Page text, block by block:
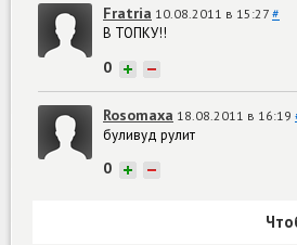
Fratria 10.08.2011 в 15:27 #
В ТОПКУ!!
0 + −
Rosomaxa 18.08.2011 в 16:19
буливуд рулит
0 + −